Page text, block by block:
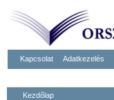
Kapcsolat Adatkezelés
Kezdőlap